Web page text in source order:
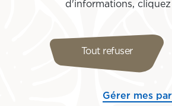
Qantas est la
elle est l’une des plus
d'informations, cliquez
Tout refuser
Gérer mes